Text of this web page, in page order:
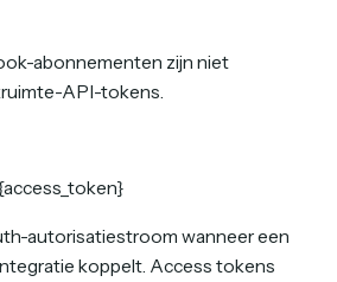
abonnementen zijn niet
API-tokens.
autorisatiestroom wanneer een
koppelt. Access tokens